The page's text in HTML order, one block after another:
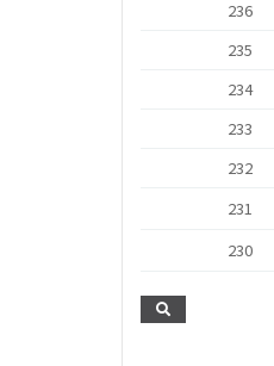
236
235
234
233
232
231
230